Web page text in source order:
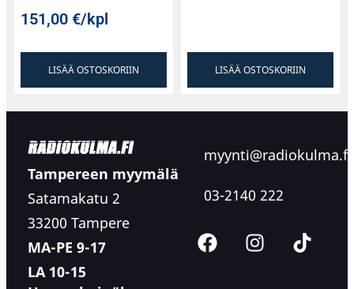
151,00€/kpl
LISÄÄ OSTOSKORIIN LISÄÄ OSTOSKORIIN
Tampereen myymälä
Satamakatu 2
33200 Tampere
MA-PE 9-17
LA 10-15
myynti@radiokulma.fi
03-2140 222